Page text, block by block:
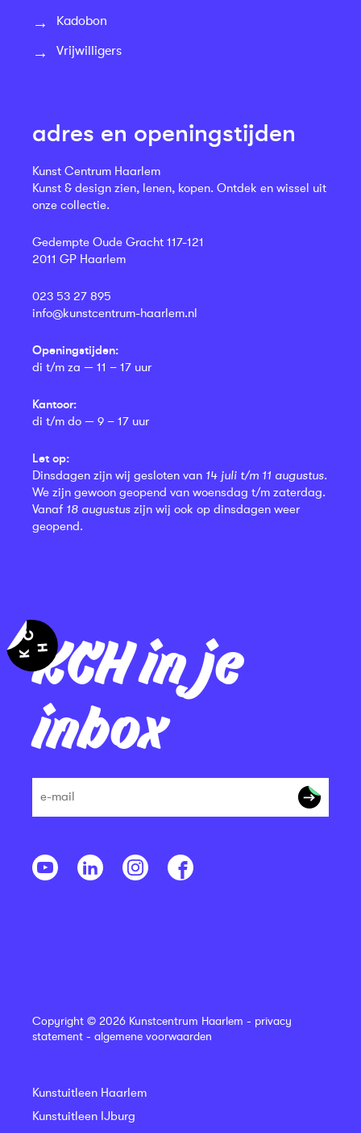
KCH in je
inbox
Kadobon
Vrijwilligers
adres en openingstijden
Kunst Centrum Haarlem
Kunst & design zien, lenen, kopen. Ontdek en wissel uit
onze collectie.
Gedempte Oude Gracht 117-121
2011 GP Haarlem
023 53 27 895
info@kunstcentrum-haarlem.nl
Openingstijden:
di t/m za — 11 – 17 uur
Kantoor:
di t/m do — 9 – 17 uur
Let op:
Dinsdagen zijn wij gesloten van 14 juli t/m 11 augustus.
We zijn gewoon geopend van woensdag t/m zaterdag.
Vanaf 18 augustus zijn wij ook op dinsdagen weer
geopend.
Copyright © 2026 Kunstcentrum Haarlem - privacy
statement - algemene voorwaarden
Kunstuitleen Haarlem
Kunstuitleen IJburg